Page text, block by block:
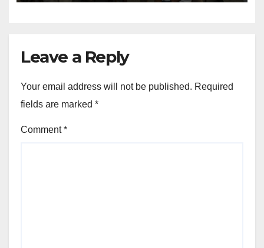
Leave a Reply
Your email address will not be published. Required
fields are marked *
Comment*